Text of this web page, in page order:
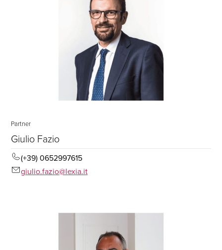
Partner
Giulio Fazio
(+39) 0652997615
giulio.fazio@lexia.it